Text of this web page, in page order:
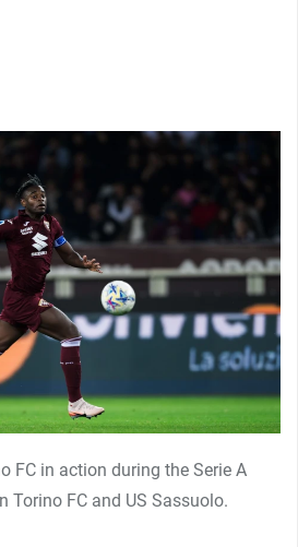
FC in action during the Serie A
Torino FC and US Sassuolo.